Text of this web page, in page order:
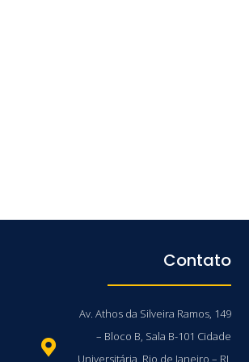
Contato
Av. Athos da Silveira Ramos, 149
– Bloco B, Sala B-101 Cidade
Universitária, Rio de Janeiro – RJ,